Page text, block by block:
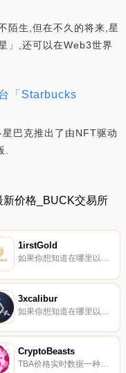
陌生,但在不久的将来,星
」,还可以在Web3世界
「Starbucks
巴克推出了由NFT驱动
价格_BUCK交易所
1irstGold
如果你想知道在哪里以当前价格购买1irstGold,目前交易{1irstGold]股票的顶级加密货币交易所是VinDAX。您可以在我们的加密货币交易所页面上找到其他列表。每一个1irsgold-1GOLD-代币相当于一克精金。每个1GOLD代币的持有者可以随时将其兑换成实物黄金.
3xcalibur
CryptoBeasts
TBA价格实时数据一种对等电子稀有蛋系统。2017CryptoBeasts提供了一种具有新颖实用性的独特代币。[..]价值1万美元的稀有鸡蛋代币供应量有限。每一个代币都是10种不同类型（物种）的1000只野兽中的一只.